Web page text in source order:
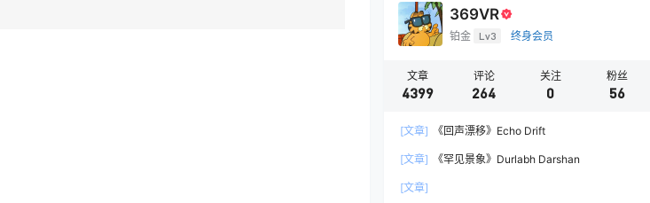
369VR
铂金 Lv3 终身会员
文章
4399
评论
264
关注
0
粉丝
56
[文章] 《回声漂移》Echo Drift
[文章] 《罕见景象》Durlabh Darshan
[文章]